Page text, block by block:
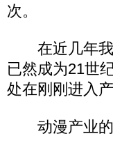
次。
在近几年我
已然成为21世
处在刚刚进入
动漫产业的